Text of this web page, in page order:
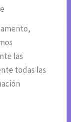
las
todas las